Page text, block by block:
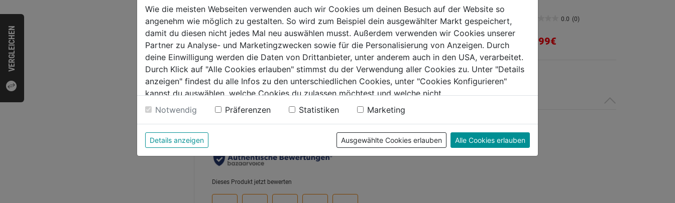
VERGLEICHEN
P/PRO/BIG/BILEX
Serien
0.0 (0)
0.0
von
5
Sternen.
69,99€
0.0 (0)
0.0
von
5
Sternen.
74,99€
47cm
0.0 (0)
0.0
von
5
Sternen.
79,99€
0.0 (0)
81,99€
Wie die meisten Webseiten verwenden auch wir Cookies um deinen Besuch auf der Website so
angenehm wie möglich zu gestalten. So wird zum Beispiel dein ausgewählter Markt gespeichert,
damit du diesen nicht jedes Mal neu auswählen musst. Außerdem verwenden wir Cookies unserer
Partner zu Analyse- und Marketingzwecken sowie für die Personalisierung von Anzeigen. Durch
deine Einwilligung werden die Daten von Drittanbieter, unter anderem auch in den USA, verarbeitet.
Durch Klick auf "Alle Cookies erlauben" stimmst du der Verwendung aller Cookies zu. Unter "Details
anzeigen" findest du alle Infos zu den unterschiedlichen Cookies, unter "Cookies Konfigurieren"
kannst du auswählen, welche Cookies du zulassen möchtest und welche nicht.
Weitere Informationen findest du in unserer Datenschutzerklärung
Notwendig Präferenzen Statistiken Marketing
Details anzeigen Ausgewählte Cookies erlauben Alle Cookies erlauben